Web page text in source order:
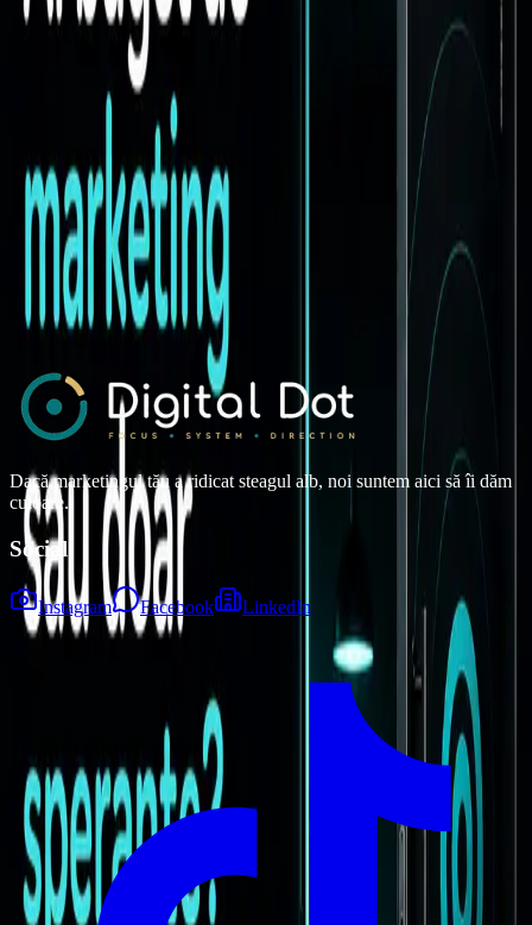
Multe companii investesc în marketing abia când vânzările scad.
Află de ce marketingul trebuie construit înainte de criză, nu după ce
businessul începe să scârțâie.
8 min read
Marketingul nu este loterie. Este infrastructură.
Marketingul eficient nu se bazează pe noroc, ci pe strategie, website,
conținut, campanii, SEO și măsurare. Află de ce marketingul trebuie
tratat ca infrastructură de business.
08 iunie 2026 • 7 min read
Dacă marketingul tău a ridicat steagul alb, noi suntem aici să îi dăm
culoare.
Social
Instagram Facebook LinkedIn